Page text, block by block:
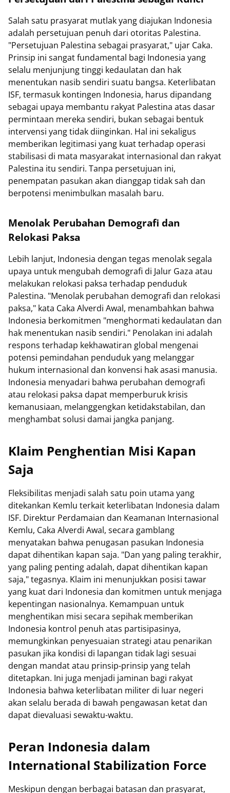
Salah satu prasyarat mutlak yang diajukan Indonesia
adalah persetujuan penuh dari otoritas Palestina.
"Persetujuan Palestina sebagai prasyarat," ujar Caka.
Prinsip ini sangat fundamental bagi Indonesia yang
selalu menjunjung tinggi kedaulatan dan hak
menentukan nasib sendiri suatu bangsa. Keterlibatan
ISF, termasuk kontingen Indonesia, harus dipandang
sebagai upaya membantu rakyat Palestina atas dasar
permintaan mereka sendiri, bukan sebagai bentuk
intervensi yang tidak diinginkan. Hal ini sekaligus
memberikan legitimasi yang kuat terhadap operasi
stabilisasi di mata masyarakat internasional dan rakyat
Palestina itu sendiri. Tanpa persetujuan ini,
penempatan pasukan akan dianggap tidak sah dan
berpotensi menimbulkan masalah baru.
Menolak Perubahan Demografi dan
Relokasi Paksa
Lebih lanjut, Indonesia dengan tegas menolak segala
upaya untuk mengubah demografi di Jalur Gaza atau
melakukan relokasi paksa terhadap penduduk
Palestina. "Menolak perubahan demografi dan relokasi
paksa," kata Caka Alverdi Awal, menambahkan bahwa
Indonesia berkomitmen "menghormati kedaulatan dan
hak menentukan nasib sendiri." Penolakan ini adalah
respons terhadap kekhawatiran global mengenai
potensi pemindahan penduduk yang melanggar
hukum internasional dan konvensi hak asasi manusia.
Indonesia menyadari bahwa perubahan demografi
atau relokasi paksa dapat memperburuk krisis
kemanusiaan, melanggengkan ketidakstabilan, dan
menghambat solusi damai jangka panjang.
Klaim Penghentian Misi Kapan
Saja
Fleksibilitas menjadi salah satu poin utama yang
ditekankan Kemlu terkait keterlibatan Indonesia dalam
ISF. Direktur Perdamaian dan Keamanan Internasional
Kemlu, Caka Alverdi Awal, secara gamblang
menyatakan bahwa penugasan pasukan Indonesia
dapat dihentikan kapan saja. "Dan yang paling terakhir,
yang paling penting adalah, dapat dihentikan kapan
saja," tegasnya. Klaim ini menunjukkan posisi tawar
yang kuat dari Indonesia dan komitmen untuk menjaga
kepentingan nasionalnya. Kemampuan untuk
menghentikan misi secara sepihak memberikan
Indonesia kontrol penuh atas partisipasinya,
memungkinkan penyesuaian strategi atau penarikan
pasukan jika kondisi di lapangan tidak lagi sesuai
dengan mandat atau prinsip-prinsip yang telah
ditetapkan. Ini juga menjadi jaminan bagi rakyat
Indonesia bahwa keterlibatan militer di luar negeri
akan selalu berada di bawah pengawasan ketat dan
dapat dievaluasi sewaktu-waktu.
Peran Indonesia dalam
International Stabilization Force
Meskipun dengan berbagai batasan dan prasyarat,